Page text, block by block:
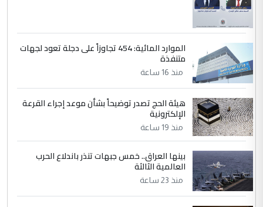
الموارد المائية: 454 تجاوزاً على دجلة تعود لجهات
متنفذة
منذ 16 ساعة
هيئة الحج تصدر توضيحاً بشأن موعد إجراء القرعة
الإلكترونية
منذ 19 ساعة
بينها العراق.. خمس جبهات تنذر باندلاع الحرب
العالمية الثالثة
منذ 23 ساعة